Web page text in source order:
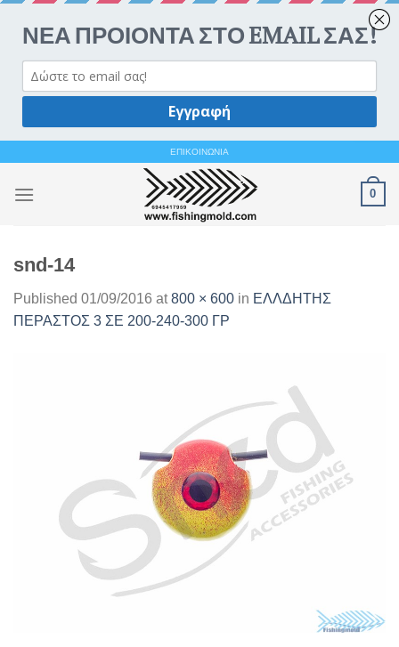
content
ΕΠΙΚΟΙΝΩΝΙΑ
0
snd-14
Published 01/09/2016 at800 × 600 in ΕΛΛΔΗΤΗΣ
ΠΕΡΑΣΤΟΣ 3 ΣΕ 200-240-300 ΓΡ